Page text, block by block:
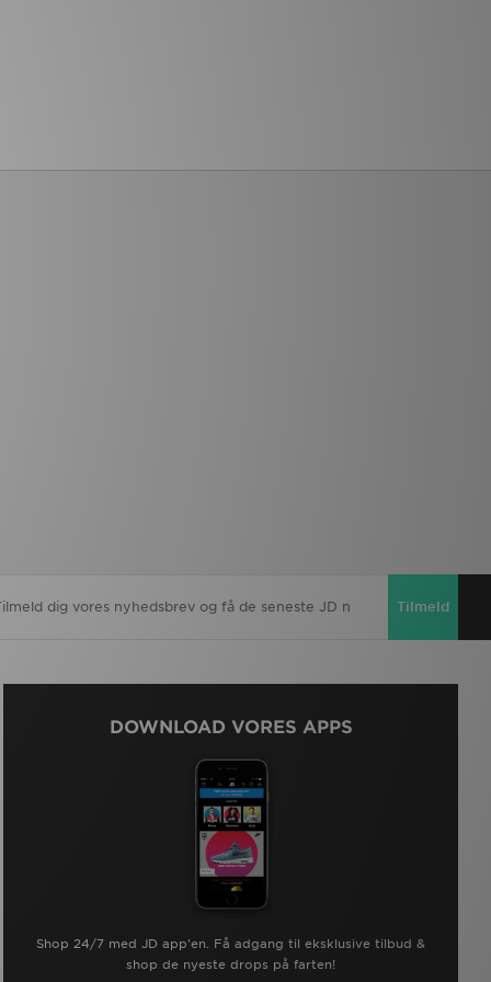
Tilmeld
DOWNLOAD VORES APPS
Shop 24/7 med JD app'en. Få adgang til eksklusive tilbud &
shop de nyeste drops på farten!